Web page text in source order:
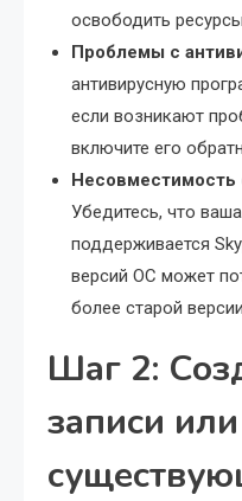
освободить
Проблемы с
антивирусную
если возникают
включите его
Несовместимость
Убедитесь, что
поддерживается
версий ОС может
более старой
Шаг 2:
записи